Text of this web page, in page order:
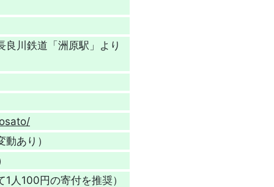
良川鉄道「洲原駅」より
あり）
人100円の寄付を推奨）